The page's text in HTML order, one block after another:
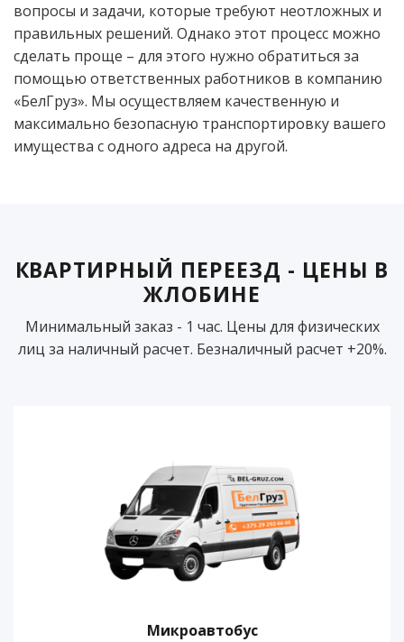
вопросы и задачи, которые требуют неотложных и
правильных решений. Однако этот процесс можно
сделать проще – для этого нужно обратиться за
помощью ответственных работников в компанию
«БелГруз». Мы осуществляем качественную и
максимально безопасную транспортировку вашего
имущества с одного адреса на другой.
КВАРТИРНЫЙ ПЕРЕЕЗД - ЦЕНЫ В
ЖЛОБИНЕ
Минимальный заказ - 1 час. Цены для физических
лиц за наличный расчет. Безналичный расчет +20%.
Микроавтобус